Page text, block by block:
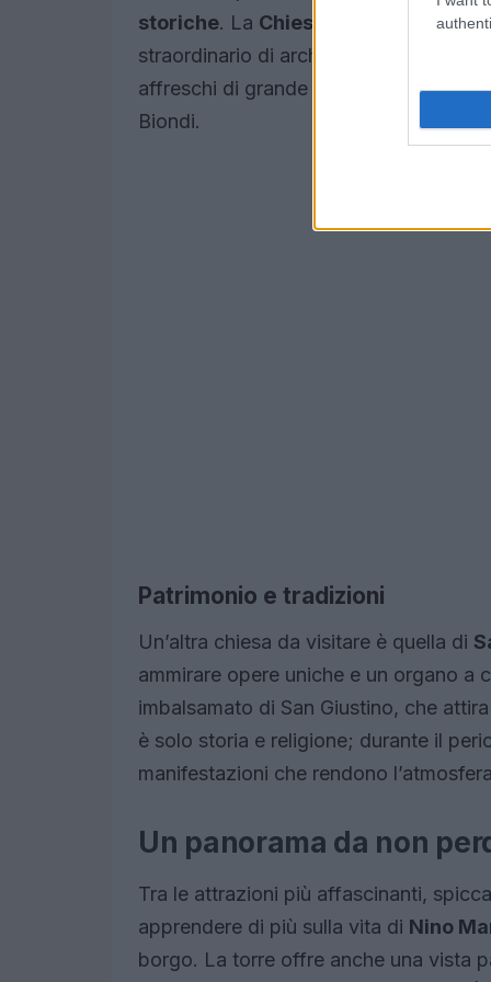
storiche. La Chiesa di Santa Maria,
straordinario di architettura religiosa.
affreschi di grande valore e un
Biondi.
Patrimonio e tradizioni
Un’altra chiesa da visitare è quella di
ammirare opere uniche e un organo a
imbalsamato di San Giustino, che
è solo storia e religione; durante il
manifestazioni che rendono
Un panorama da non
Tra le attrazioni più affascinanti,
apprendere di più sulla vita di Nino
borgo. La torre offre anche una vista